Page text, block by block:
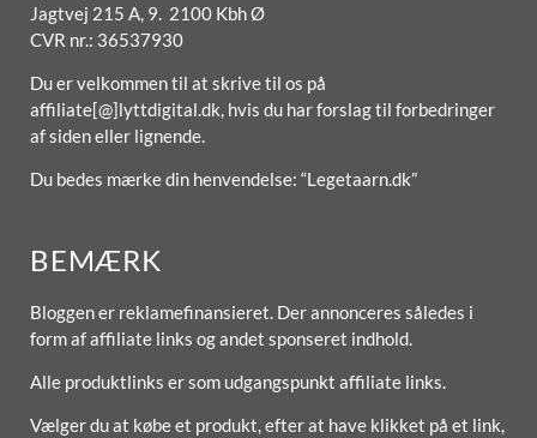
Jagtvej 215 A, 9. 2100 Kbh Ø
CVR nr.: 36537930
Du er velkommen til at skrive til os på
affiliate[@]lyttdigital.dk, hvis du har forslag til forbedringer
af siden eller lignende.
Du bedes mærke din henvendelse: “Legetaarn.dk”
BEMÆRK
Bloggen er reklamefinansieret. Der annonceres således i
form af affiliate links og andet sponseret indhold.
Alle produktlinks er som udgangspunkt affiliate links.
Vælger du at købe et produkt, efter at have klikket på et link,